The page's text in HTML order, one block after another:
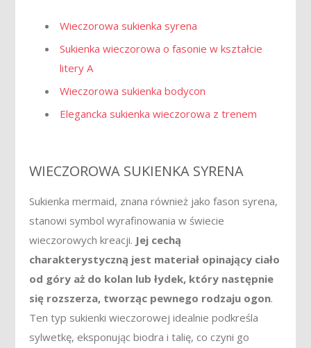
Wieczorowa sukienka syrena
Sukienka wieczorowa o fasonie w kształcie
litery A
Wieczorowa sukienka bodycon
Elegancka sukienka wieczorowa z trenem
WIECZOROWA SUKIENKA SYRENA
Sukienka mermaid, znana również jako fason syrena,
stanowi symbol wyrafinowania w świecie
wieczorowych kreacji. Jej cechą
charakterystyczną jest materiał opinający ciało
od góry aż do kolan lub łydek, który następnie
się rozszerza, tworząc pewnego rodzaju ogon.
Ten typ sukienki wieczorowej idealnie podkreśla
sylwetkę, eksponując biodra i talię, co czyni go